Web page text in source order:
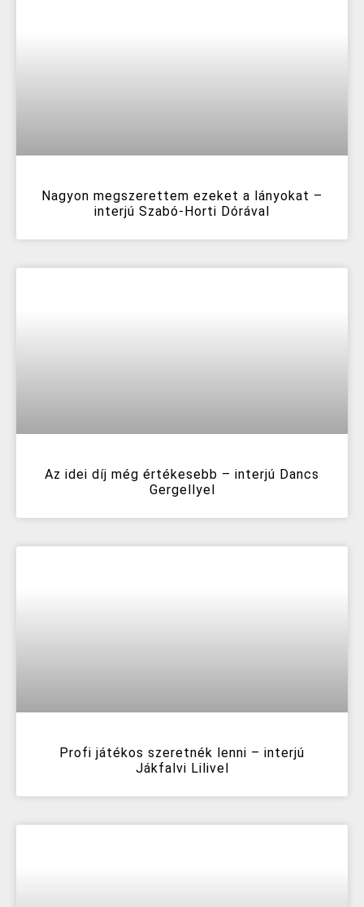
Nagyon megszerettem ezeket a lányokat –
interjú Szabó-Horti Dórával
Az idei díj még értékesebb – interjú Dancs
Gergellyel
Profi játékos szeretnék lenni – interjú
Jákfalvi Lilivel